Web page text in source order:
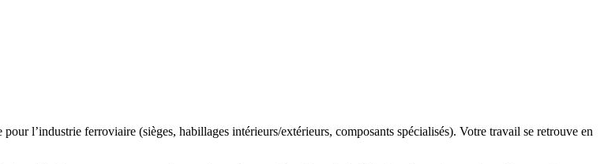
l’industrie ferroviaire (sièges, habillages intérieurs/extérieurs, composants spécialisés). Votre travail se retrouve en